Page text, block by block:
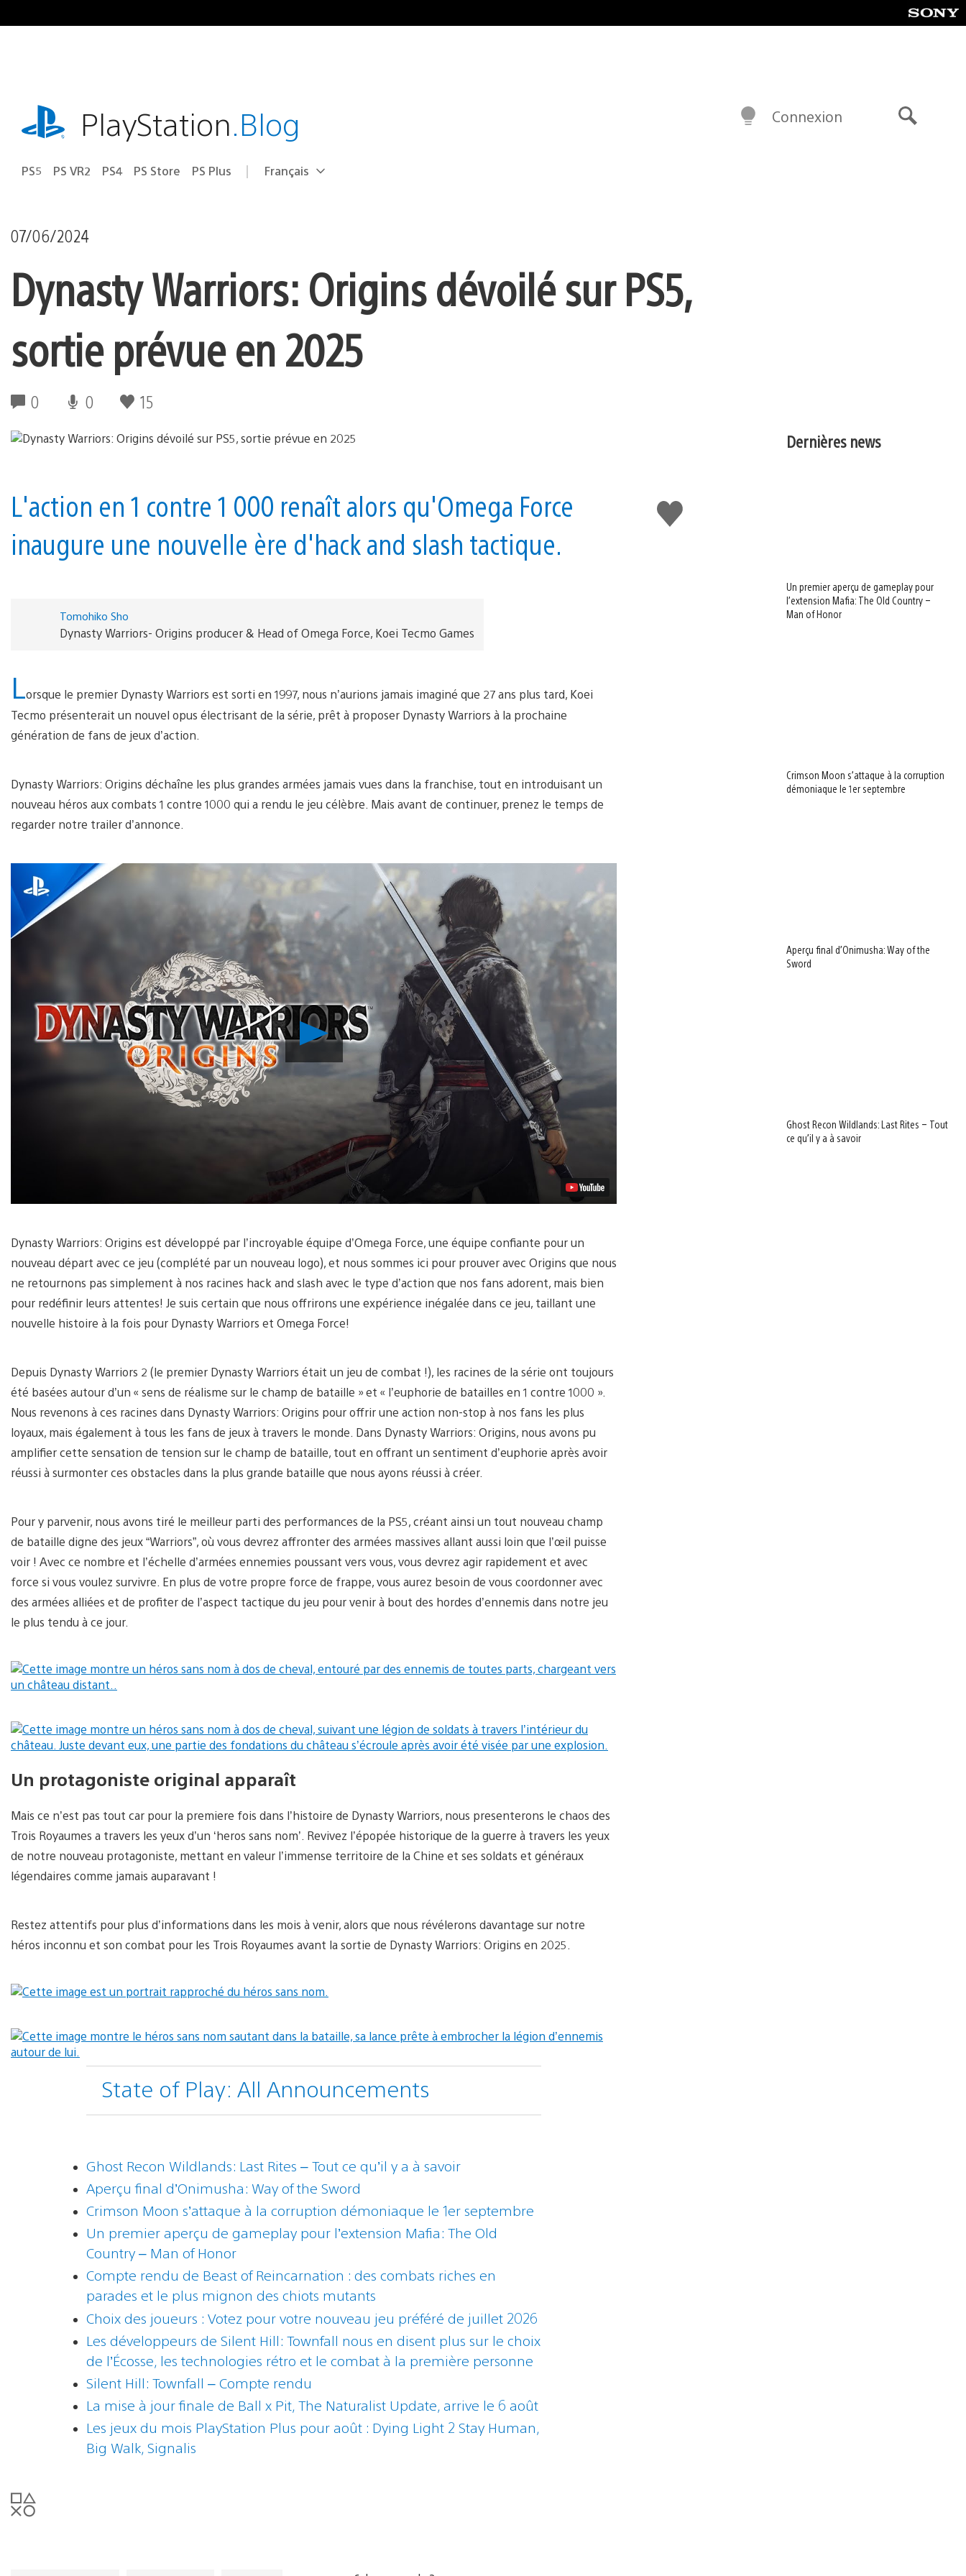
au
playstation.comPlayStation.Blog
PS5 PS VR2 PS4 PS Store PS Plus Choisir
Région
Français
Connexion
07/06/2024
Dynasty Warriors: Origins dévoilé sur PS5,
sortie prévue en 2025
0 0 15
J'aime
L'action en 1 contre 1 000 renaît alors qu'Omega Force
inaugure une nouvelle ère d'hack and slash tactique.
Tomohiko Sho
Dynasty Warriors- Origins producer & Head of Omega Force, Koei Tecmo Games
Lorsque le premier Dynasty Warriors est sorti en 1997, nous n’aurions jamais imaginé que 27 ans plus tard, Koei
Tecmo présenterait un nouvel opus électrisant de la série, prêt à proposer Dynasty Warriors à la prochaine
génération de fans de jeux d’action.
Dynasty Warriors: Origins déchaîne les plus grandes armées jamais vues dans la franchise, tout en introduisant un
nouveau héros aux combats 1 contre 1000 qui a rendu le jeu célèbre. Mais avant de continuer, prenez le temps de
regarder notre trailer d’annonce.
Lancer
la
vidéo
Dynasty Warriors: Origins est développé par l’incroyable équipe d’Omega Force, une équipe confiante pour un
nouveau départ avec ce jeu (complété par un nouveau logo), et nous sommes ici pour prouver avec Origins que nous
ne retournons pas simplement à nos racines hack and slash avec le type d’action que nos fans adorent, mais bien
pour redéfinir leurs attentes! Je suis certain que nous offrirons une expérience inégalée dans ce jeu, taillant une
nouvelle histoire à la fois pour Dynasty Warriors et Omega Force!
Depuis Dynasty Warriors 2 (le premier Dynasty Warriors était un jeu de combat !), les racines de la série ont toujours
été basées autour d’un « sens de réalisme sur le champ de bataille » et « l’euphorie de batailles en 1 contre 1000 ».
Nous revenons à ces racines dans Dynasty Warriors: Origins pour offrir une action non-stop à nos fans les plus
loyaux, mais également à tous les fans de jeux à travers le monde. Dans Dynasty Warriors: Origins, nous avons pu
amplifier cette sensation de tension sur le champ de bataille, tout en offrant un sentiment d’euphorie après avoir
réussi à surmonter ces obstacles dans la plus grande bataille que nous ayons réussi à créer.
Pour y parvenir, nous avons tiré le meilleur parti des performances de la PS5, créant ainsi un tout nouveau champ
de bataille digne des jeux “Warriors”, où vous devrez affronter des armées massives allant aussi loin que l’œil puisse
voir ! Avec ce nombre et l’échelle d’armées ennemies poussant vers vous, vous devrez agir rapidement et avec
force si vous voulez survivre. En plus de votre propre force de frappe, vous aurez besoin de vous coordonner avec
des armées alliées et de profiter de l’aspect tactique du jeu pour venir à bout des hordes d’ennemis dans notre jeu
le plus tendu à ce jour.
Un protagoniste original apparaît
Mais ce n’est pas tout car pour la premiere fois dans l’histoire de Dynasty Warriors, nous presenterons le chaos des
Trois Royaumes a travers les yeux d’un ‘heros sans nom’. Revivez l’épopée historique de la guerre à travers les yeux
de notre nouveau protagoniste, mettant en valeur l’immense territoire de la Chine et ses soldats et généraux
légendaires comme jamais auparavant !
Restez attentifs pour plus d’informations dans les mois à venir, alors que nous révélerons davantage sur notre
héros inconnu et son combat pour les Trois Royaumes avant la sortie de Dynasty Warriors: Origins en 2025.
State of Play: All Announcements
Ghost Recon Wildlands: Last Rites – Tout ce qu’il y a à savoir
Aperçu final d’Onimusha: Way of the Sword
Crimson Moon s’attaque à la corruption démoniaque le 1er septembre
Un premier aperçu de gameplay pour l’extension Mafia: The Old
Country – Man of Honor
Compte rendu de Beast of Reincarnation : des combats riches en
parades et le plus mignon des chiots mutants
Choix des joueurs : Votez pour votre nouveau jeu préféré de juillet 2026
Les développeurs de Silent Hill: Townfall nous en disent plus sur le choix
de l’Écosse, les technologies rétro et le combat à la première personne
Silent Hill: Townfall – Compte rendu
La mise à jour finale de Ball x Pit, The Naturalist Update, arrive le 6 août
Les jeux du mois PlayStation Plus pour août : Dying Light 2 Stay Human,
Big Walk, Signalis
Dernières news
Un premier aperçu de gameplay pour
l’extension Mafia: The Old Country –
Man of Honor
Crimson Moon s’attaque à la corruption
démoniaque le 1er septembre
Aperçu final d’Onimusha: Way of the
Sword
Ghost Recon Wildlands: Last Rites – Tout
ce qu’il y a à savoir